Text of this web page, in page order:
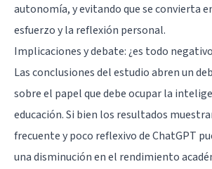
autonomía, y evitando que se convierta
esfuerzo y la reflexión personal.
Implicaciones y debate: ¿es todo
Las conclusiones del estudio abren un
sobre el papel que debe ocupar la
educación. Si bien los resultados
frecuente y poco reflexivo de ChatGPT
una disminución en el rendimiento